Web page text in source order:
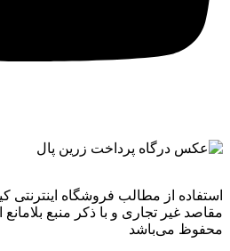
استفاده از مطالب فروشگاه
مقاصد غیر تجاری و با ذکر منبع
محفوظ می‌باشد